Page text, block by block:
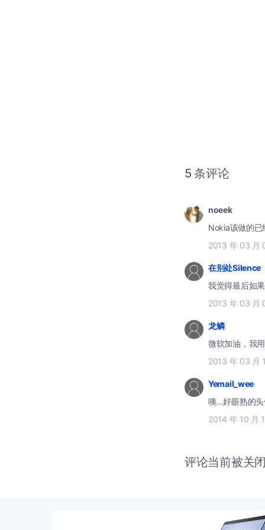
5 条评论
noeek
Nokia该做的已
2013 年 03 月
在别处Silence
我觉得最后如
2013 年 03 月
龙鳞
微软加油，我
2013 年 03 月
Yemail_wee
咦…好眼熟的头
2014 年 10 月
评论当前被关闭